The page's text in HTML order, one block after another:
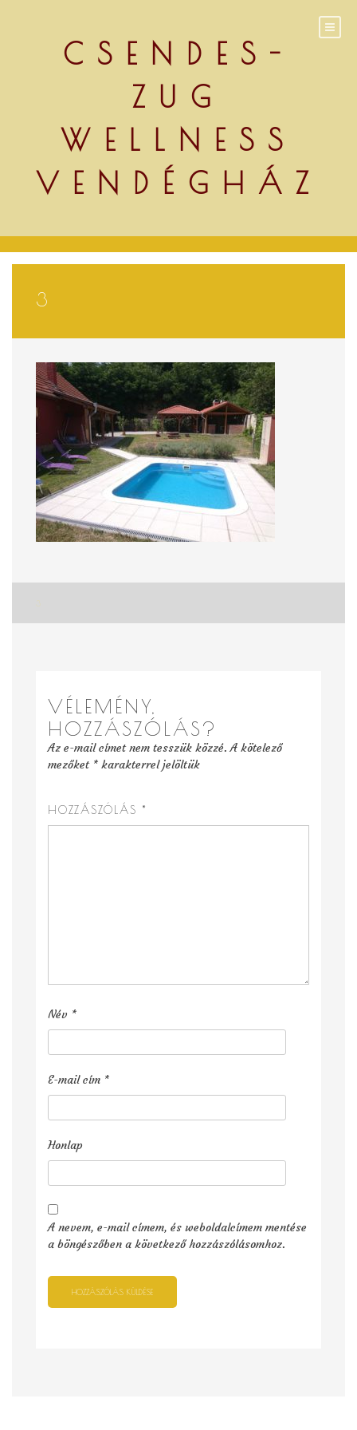
CSENDES-
ZUG
WELLNESS
VENDÉGHÁZ
3
VÉLEMÉNY,
HOZZÁSZÓLÁS?
Az e-mail címet nem tesszük közzé. A kötelező
mezőket * karakterrel jelöltük
HOZZÁSZÓLÁS *
Név *
E-mail cím *
Honlap
A nevem, e-mail címem, és weboldalcímem mentése
a böngészőben a következő hozzászólásomhoz.